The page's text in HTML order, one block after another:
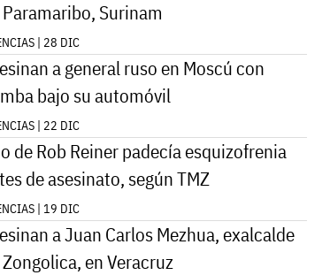
Surinam
| 28 DIC
a general ruso en Moscú con
bajo su automóvil
| 22 DIC
de Rob Reiner padecía esquizofrenia
de asesinato, según TMZ
| 19 DIC
a Juan Carlos Mezhua, exalcalde
en Veracruz